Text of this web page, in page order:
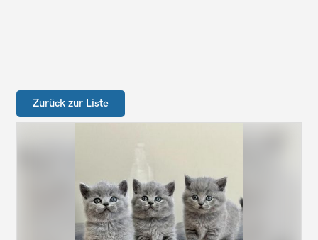
Zurück zur Liste